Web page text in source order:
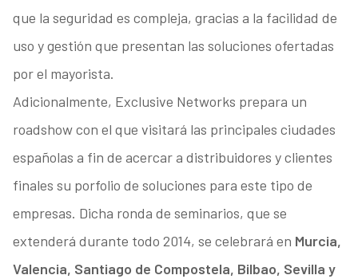
que la seguridad es compleja, gracias a la facilidad de
uso y gestión que presentan las soluciones ofertadas
por el mayorista.
Adicionalmente, Exclusive Networks prepara un
roadshow con el que visitará las principales ciudades
españolas a fin de acercar a distribuidores y clientes
finales su porfolio de soluciones para este tipo de
empresas. Dicha ronda de seminarios, que se
extenderá durante todo 2014, se celebrará en Murcia,
Valencia, Santiago de Compostela, Bilbao, Sevilla y